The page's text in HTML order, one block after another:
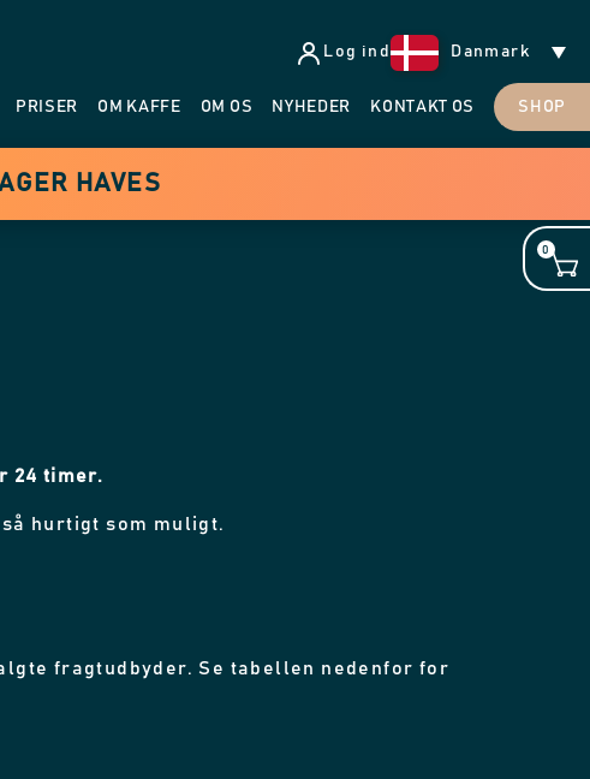
Log ind Danmark
PRISER OM KAFFE OM OS NYHEDER KONTAKT OS SHOP
0
HAVES
24 timer.
hurtigt som muligt.
fragtudbyder. Se tabellen nedenfor for